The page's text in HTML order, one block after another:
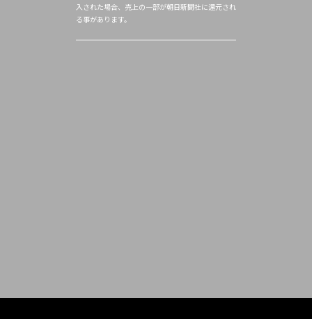
入された場合、売上の一部が朝日新聞社に還元され
る事があります。